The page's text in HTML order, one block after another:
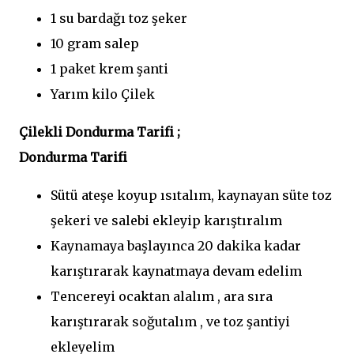
1 su bardağı toz şeker
10 gram salep
1 paket krem şanti
Yarım kilo Çilek
Çilekli Dondurma Tarifi ;
Dondurma Tarifi
Sütü ateşe koyup ısıtalım, kaynayan süte toz
şekeri ve salebi ekleyip karıştıralım
Kaynamaya başlayınca 20 dakika kadar
karıştırarak kaynatmaya devam edelim
Tencereyi ocaktan alalım , ara sıra
karıştırarak soğutalım , ve toz şantiyi
ekleyelim